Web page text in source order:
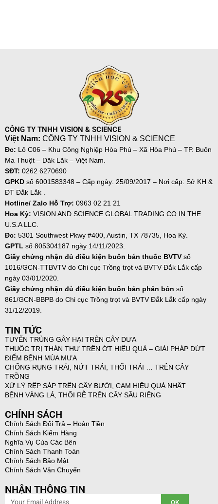
CÔNG TY TNHH VISION & SCIENCE
Việt Nam: CÔNG TY TNHH VISION & SCIENCE
Đc: Lô C06 – Khu Công Nghiệp Hòa Phú – Xã Hòa Phú – TP. Buôn
Ma Thuột – Đăk Lăk – Việt Nam.
SĐT: 0262 6270690
GPKD số 6001583348 – Cấp ngày: 25/09/2017 – Nơi cấp: Sở KH &
ĐT Đắk Lắk .
Hotline/ Zalo Hỗ Trợ: 0963 02 21 21
Hoa Kỳ: VISION AND SCIENCE GLOBAL TRADING CO IN THE
U.S.A LLC.
Đc: 5301 Southwest Pkwy #400, Austin, TX 78735, Hoa Kỳ.
GPTL số 805304187 ngày 14/11/2023.
Giấy chứng nhận đủ điều kiện buôn bán thuốc BVTV số
1016/GCN-TTBVTV do Chi cục Trồng trọt và BVTV Đắk Lắk cấp
ngày 03/01/2020.
Giấy chứng nhận đủ điều kiện buôn bán phân bón số
861/GCN-BBPB do Chi cục Trồng trọt và BVTV Đắk Lắk cấp ngày
31/12/2019.
TIN TỨC
TUYẾN TRÙNG GÂY HẠI TRÊN CÂY DƯA
THUỐC TRỊ THÁN THƯ TRÊN ỚT HIỆU QUẢ – GIẢI PHÁP DỨT
ĐIỂM BỆNH MÙA MƯA
CHỐNG RỤNG TRÁI, NỨT TRÁI, THỐI TRÁI … TRÊN CÂY
TRỒNG
XỬ LÝ RỆP SÁP TRÊN CÂY BƯỞI, CAM HIỆU QUẢ NHẤT
BỆNH VÀNG LÁ, THỐI RỄ TRÊN CÂY SẦU RIÊNG
CHÍNH SÁCH
Chính Sách Đổi Trả – Hoàn Tiền
Chính Sách Kiểm Hàng
Nghĩa Vụ Của Các Bên
Chính Sách Thanh Toán
Chính Sách Bảo Mật
Chính Sách Vận Chuyển
NHẬN THÔNG TIN
Email OK